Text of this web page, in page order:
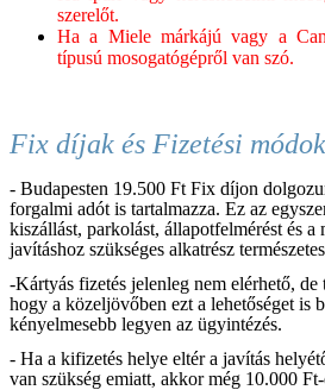
szerelőt.
Ha a Miele márkájú vagy a
típusú mosogatógépről van szó.
Fix díjak és Fizetési
- Budapesten 19.500 Ft Fix díjon
forgalmi adót is tartalmazza. Ez az
kiszállást, parkolást, állapotfelmérést és a
javításhoz szükséges alkatrész
-Kártyás fizetés jelenleg nem elérhető,
hogy a közeljövőben ezt a lehetőséget is
kényelmesebb legyen az ügyintézés.
- Ha a kifizetés helye eltér a javítás
van szükség emiatt, akkor még 10.000